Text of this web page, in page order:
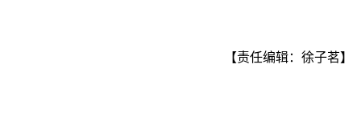
【责任编辑：徐子茗】